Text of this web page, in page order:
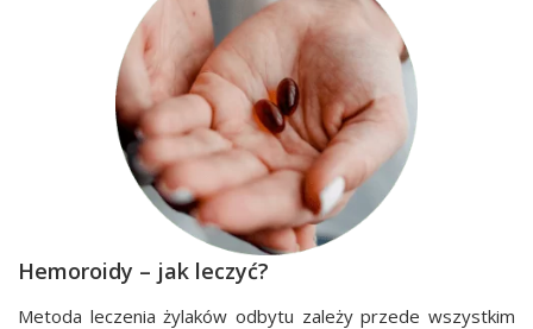
Hemoroidy – jak leczyć?
Metoda leczenia żylaków odbytu zależy przede wszystkim